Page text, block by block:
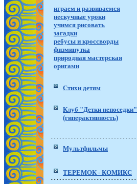
играем и развиваемся
нескучные уроки
учимся рисовать
загадки
ребусы и кроссворды
физминутка
природная мастерская
оригами
Стихи детям
Клуб "Детки непоседки"
(гиперактивность)
Мультфильмы
ТЕРЕМОК - КОМИКС